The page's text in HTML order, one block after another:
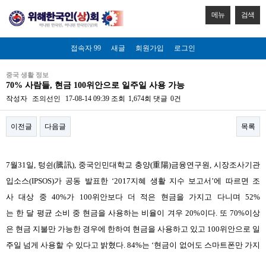
메뉴 검색
접속자 99 새글 회원가입 로그인
중국 생활 정보
70% 사람들, 현금 100위안으로 일주일 사용 가능
작성자 조의선인 17-08-14 09:39 조회 1,674회 댓글 0건
이전글 다음글 목록
7월31일, 텅쉰(騰訊), 중국인민대학교 충양(重陽)금융연구원, 시장조사기관
입소스(IPSOS)가 공동 발표한 ‘2017지혜 생활 지수 보고서 ’에 따르면 조
사 대상 중 40%가 100위안보다 더 적은 현금을 가지고 다니며 52%
는 한 달 평균 소비 중 현금을 사용하는 비율이 겨우 20%이다. 또 70%이상
은 현금 지불만 가능한 경우에 한하여 현금을 사용하고 있고 100위안으로 일
주일 넘게 사용할 수 있다고 밝혔다. 84%는 ‘현금이 없어도 스마트폰만 가지